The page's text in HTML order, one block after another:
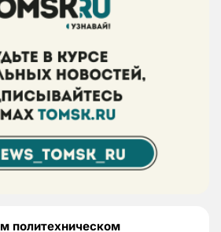
политехническом